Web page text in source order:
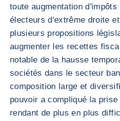
toute augmentation
électeurs d'extrême droite
plusieurs propositions
augmenter les recettes
notable de la hausse
sociétés dans le secteur
composition large et
pouvoir a compliqué la
rendant de plus en plus